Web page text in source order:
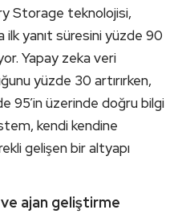
Storage teknolojisi,
ilk yanıt süresini yüzde 90
Yapay zeka veri
yüzde 30 artırırken,
95’in üzerinde doğru bilgi
kendi kendine
gelişen bir altyapı
ajan geliştirme